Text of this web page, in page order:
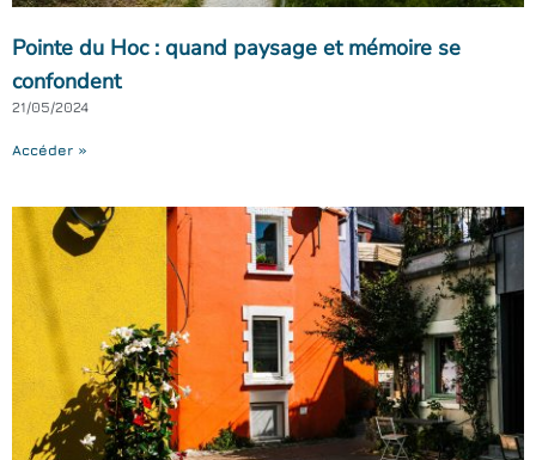
Pointe du Hoc : quand paysage et mémoire se
confondent
21/05/2024
Accéder »